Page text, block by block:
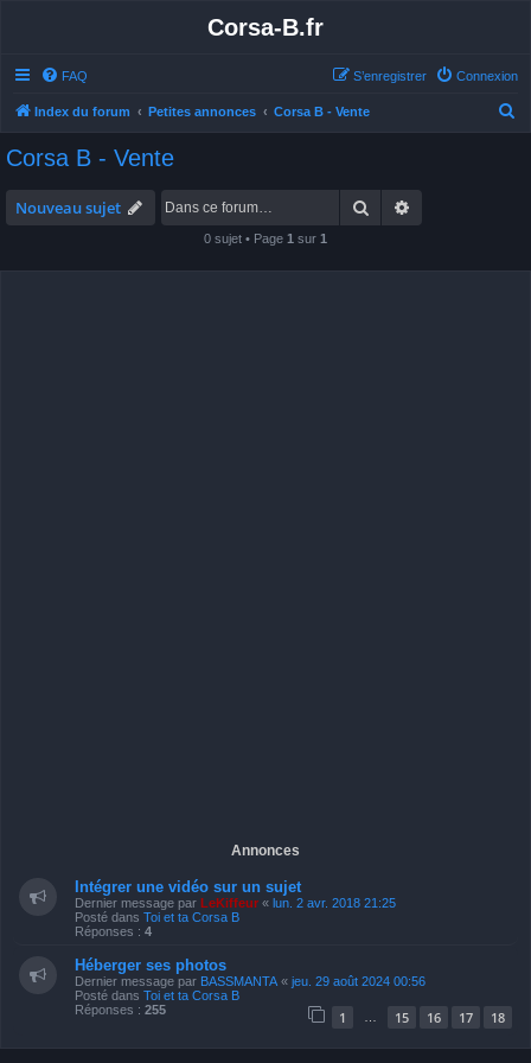
Corsa-B.fr
FAQ Connexion
S’enregistrer
Index du forum Petites annonces Corsa B - Vente
Corsa B - Vente
Nouveau sujet Rechercher
0 sujet • Page 1 sur 1
Annonces
Intégrer une vidéo sur un sujet
Dernier message par LeKiffeur « lun. 2 avr. 2018 21:25
Posté dans Toi et ta Corsa B
Réponses : 4
Héberger ses photos
Dernier message par BASSMANTA « jeu. 29 août 2024 00:56
Posté dans Toi et ta Corsa B
Réponses : 255 1 15 16 17 18